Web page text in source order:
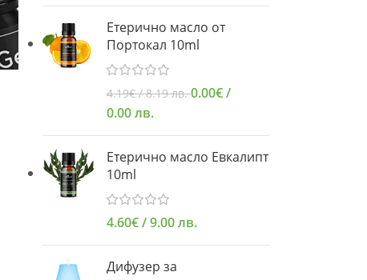
Етерично масло от
Портокал 10ml
4.19€/ 8.19 лв.0.00€/
0.00 лв.
Етерично масло Евкалипт
10ml
4.60€/ 9.00 лв.
Дифузер за